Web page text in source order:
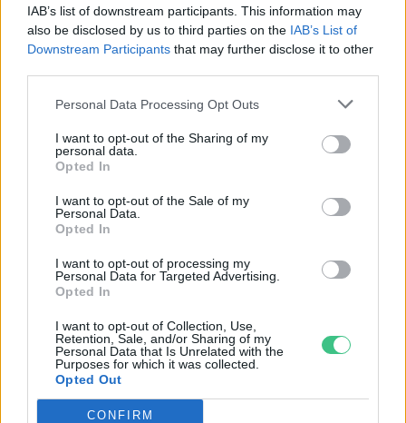
IAB’s list of downstream participants. This information may
also be disclosed by us to third parties on the IAB’s List of
Downstream Participants that may further disclose it to other
Personal Data Processing Opt Outs
I want to opt-out of the Sharing of my
personal data.
Opted In
I want to opt-out of the Sale of my
Personal Data.
Opted In
I want to opt-out of processing my
Personal Data for Targeted Advertising.
Opted In
I want to opt-out of Collection, Use,
Retention, Sale, and/or Sharing of my
Personal Data that Is Unrelated with the
Purposes for which it was collected.
Opted Out
CONFIRM
Születésnapi programokkal várja a
hétvégén a közönséget a 160 éves
Fővárosi Állatkert
ÉLŐ BOLYGÓNK
a legjobb lelőhelyek!